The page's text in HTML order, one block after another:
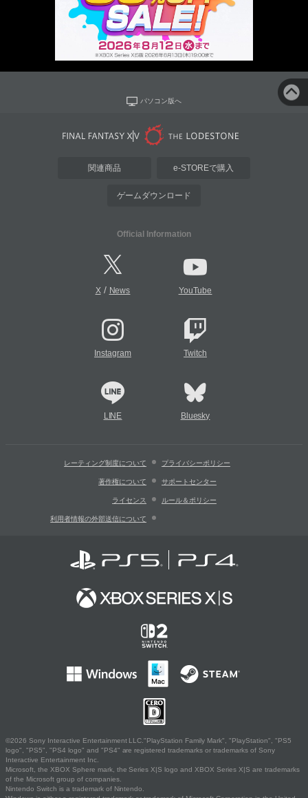
パソコン版へ
関連商品 e-STOREで購入
ゲームダウンロード
Official Information
X/ News YouTube
Instagram Twitch
LINE Bluesky
レーティング制度について プライバシーポリシー
著作権について サポートセンター
ライセンス ルール＆ポリシー
利用者情報の外部送信について
©2026 Sony Interactive Entertainment LLC."PlayStation Family Mark", "PlayStation", "PS5
logo", "PS5", "PS4 logo" and "PS4" are registered trademarks or trademarks of Sony
Interactive Entertainment Inc.
Microsoft, the XBOX Sphere mark, the Series X|S logo and XBOX Series X|S are trademarks
of the Microsoft group of companies.
Nintendo Switch is a trademark of Nintendo.